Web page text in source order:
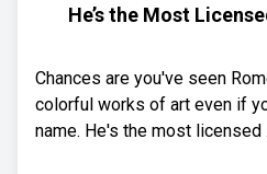
He’s the Most
Chances are you've seen
colorful works of art even if
name. He's the most licensed